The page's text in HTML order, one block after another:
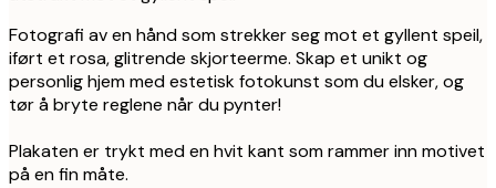
Fotografi av en hånd som strekker seg mot et gyllent speil,
iført et rosa, glitrende skjorteerme. Skap et unikt og
personlig hjem med estetisk fotokunst som du elsker, og
tør å bryte reglene når du pynter!
Plakaten er trykt med en hvit kant som rammer inn motivet
på en fin måte.